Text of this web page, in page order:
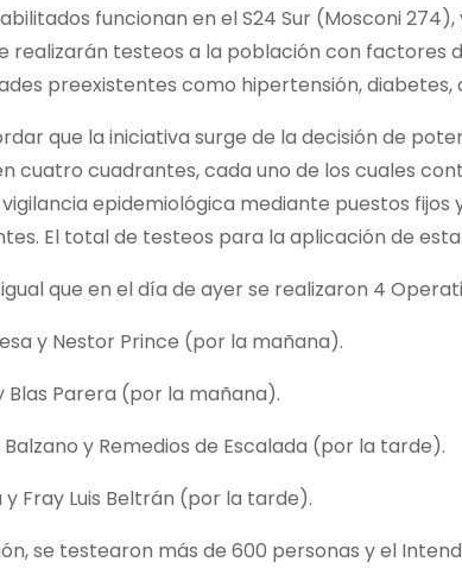
funcionan en el S24 Sur (Mosconi
realizarán testeos a la población con factores
preexistentes como hipertensión,
que la iniciativa surge de la decisión de
cuatro cuadrantes, cada uno de los cuales
epidemiológica mediante puestos fijos
El total de testeos para la aplicación de
que en el día de ayer se realizaron 4
y Nestor Prince (por la mañana).
Blas Parera (por la mañana).
Balzano y Remedios de Escalada (por la tarde).
y Fray Luis Beltrán (por la tarde).
se testearon más de 600 personas y el